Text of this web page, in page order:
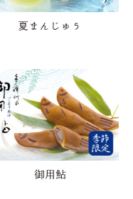
夏まんじゅう
御用鮎